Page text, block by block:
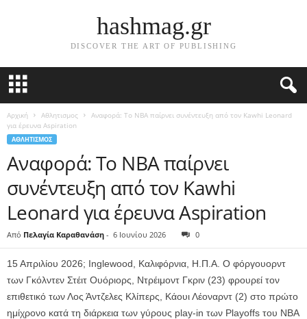
hashmag.gr
DISCOVER THE ART OF PUBLISHING
Αρχική Αθλητισμος
Αναφορά: Το NBA παίρνει συνέντευξη από τον Kawhi Leonard
για έρευνα Aspiration
ΑΘΛΗΤΙΣΜΟΣ
Αναφορά: Το NBA παίρνει
συνέντευξη από τον Kawhi
Leonard για έρευνα Aspiration
Από Πελαγία Καραθανάση - 6 Ιουνίου 2026 0
15 Απριλίου 2026; Inglewood, Καλιφόρνια, Η.Π.Α. Ο φόργουορντ
των Γκόλντεν Στέιτ Ουόριορς, Ντρέιμοντ Γκριν (23) φρουρεί τον
επιθετικό των Λος Άντζελες Κλίπερς, Κάουι Λέοναρντ (2) στο πρώτο
ημίχρονο κατά τη διάρκεια των γύρους play-in των Playoffs του NBA